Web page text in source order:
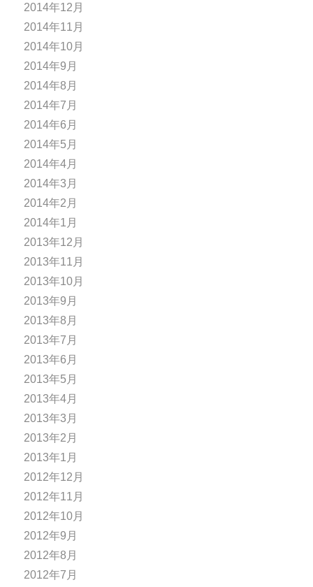
2014年12月
2014年11月
2014年10月
2014年9月
2014年8月
2014年7月
2014年6月
2014年5月
2014年4月
2014年3月
2014年2月
2014年1月
2013年12月
2013年11月
2013年10月
2013年9月
2013年8月
2013年7月
2013年6月
2013年5月
2013年4月
2013年3月
2013年2月
2013年1月
2012年12月
2012年11月
2012年10月
2012年9月
2012年8月
2012年7月